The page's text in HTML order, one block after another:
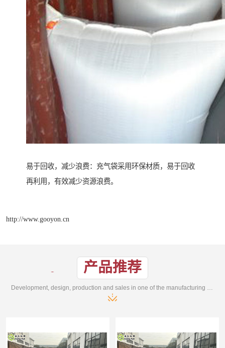
易于回收，减少浪费：充气袋采用环保材质，易于回收
再利用，有效减少资源浪费。
http://www.gooyon.cn
产品推荐